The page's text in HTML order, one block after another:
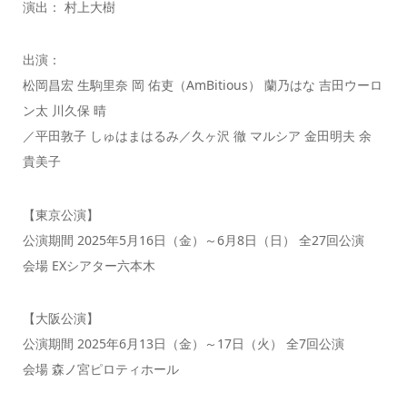
演出： 村上大樹
出演：
松岡昌宏 生駒里奈 岡 佑吏（AmBitious） 蘭乃はな 吉田ウーロ
ン太 川久保 晴
／平田敦子 しゅはまはるみ／久ヶ沢 徹 マルシア 金田明夫 余
貴美子
【東京公演】
公演期間 2025年5月16日（金）～6月8日（日） 全27回公演
会場 EXシアター六本木
【大阪公演】
公演期間 2025年6月13日（金）～17日（火） 全7回公演
会場 森ノ宮ピロティホール